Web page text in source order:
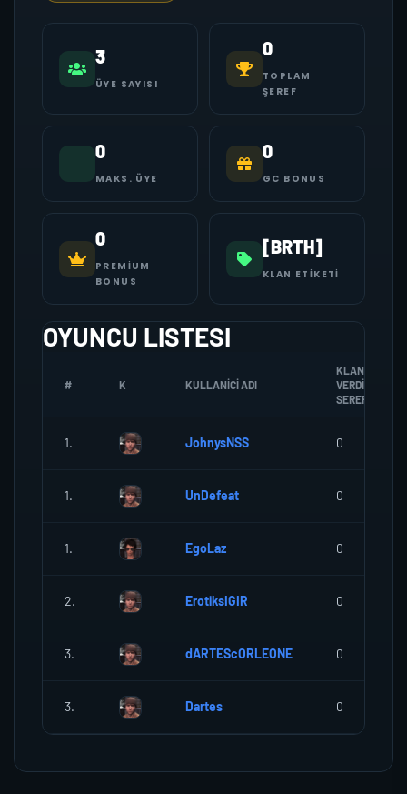
3
ÜYE SAYISI
0
TOPLAM
ŞEREF
0
MAKS. ÜYE
0
GC BONUS
0
PREMIUM
BONUS
[BRTH]
KLAN ETIKETI
OYUNCU LISTESI
# K KULLANICI ADI
KLANA
VERDIGI
SEREF
1. JohnysNSS 0
1. UnDefeat 0
1. EgoLaz 0
2. ErotiksIGIR 0
3. dARTEScORLEONE 0
3. Dartes 0